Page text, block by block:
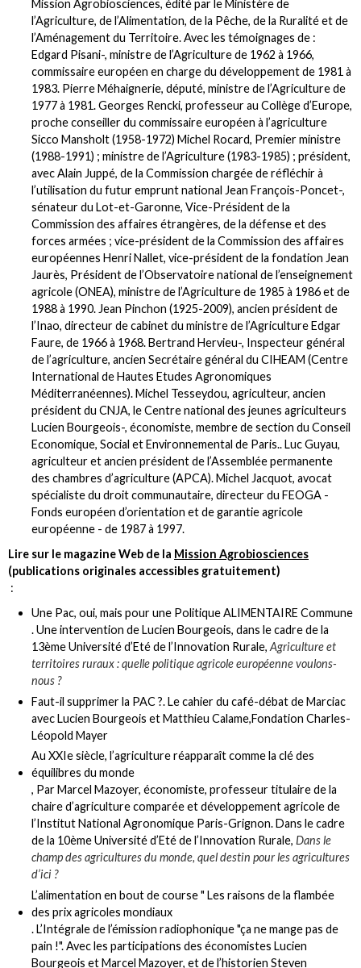
Mission Agrobiosciences, édité par le Ministère de
l’Agriculture, de l’Alimentation, de la Pêche, de la Ruralité et de
l’Aménagement du Territoire. Avec les témoignages de :
Edgard Pisani-, ministre de l’Agriculture de 1962 à 1966,
commissaire européen en charge du développement de 1981 à
1983. Pierre Méhaignerie, député, ministre de l’Agriculture de
1977 à 1981. Georges Rencki, professeur au Collège d’Europe,
proche conseiller du commissaire européen à l’agriculture
Sicco Mansholt (1958-1972) Michel Rocard, Premier ministre
(1988-1991) ; ministre de l’Agriculture (1983-1985) ; président,
avec Alain Juppé, de la Commission chargée de réfléchir à
l’utilisation du futur emprunt national Jean François-Poncet-,
sénateur du Lot-et-Garonne, Vice-Président de la
Commission des affaires étrangères, de la défense et des
forces armées ; vice-président de la Commission des affaires
européennes Henri Nallet, vice-président de la fondation Jean
Jaurès, Président de l’Observatoire national de l’enseignement
agricole (ONEA), ministre de l’Agriculture de 1985 à 1986 et de
1988 à 1990. Jean Pinchon (1925-2009), ancien président de
l’Inao, directeur de cabinet du ministre de l’Agriculture Edgar
Faure, de 1966 à 1968. Bertrand Hervieu-, Inspecteur général
de l’agriculture, ancien Secrétaire général du CIHEAM (Centre
International de Hautes Etudes Agronomiques
Méditerranéennes). Michel Tesseydou, agriculteur, ancien
président du CNJA, le Centre national des jeunes agriculteurs
Lucien Bourgeois-, économiste, membre de section du Conseil
Economique, Social et Environnemental de Paris.. Luc Guyau,
agriculteur et ancien président de l’Assemblée permanente
des chambres d’agriculture (APCA). Michel Jacquot, avocat
spécialiste du droit communautaire, directeur du FEOGA -
Fonds européen d’orientation et de garantie agricole
européenne - de 1987 à 1997.
Lire sur le magazine Web de la Mission Agrobiosciences
(publications originales accessibles gratuitement)
:
Une Pac, oui, mais pour une Politique ALIMENTAIRE Commune
. Une intervention de Lucien Bourgeois, dans le cadre de la
13ème Université d’Eté de l’Innovation Rurale, Agriculture et
territoires ruraux : quelle politique agricole européenne voulons-
nous ?
Faut-il supprimer la PAC ?. Le cahier du café-débat de Marciac
avec Lucien Bourgeois et Matthieu Calame,Fondation Charles-
Léopold Mayer
Au XXIe siècle, l’agriculture réapparaît comme la clé des
équilibres du monde
, Par Marcel Mazoyer, économiste, professeur titulaire de la
chaire d’agriculture comparée et développement agricole de
l’Institut National Agronomique Paris-Grignon. Dans le cadre
de la 10ème Université d’Eté de l’Innovation Rurale, Dans le
champ des agricultures du monde, quel destin pour les agricultures
d’ici ?
L’alimentation en bout de course " Les raisons de la flambée
des prix agricoles mondiaux
. L’Intégrale de l’émission radiophonique "ça ne mange pas de
pain !". Avec les participations des économistes Lucien
Bourgeois et Marcel Mazoyer, et de l’historien Steven